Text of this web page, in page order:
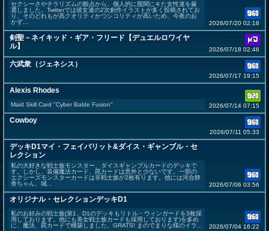
セクシーさやチラリズムの観点から、個人的に股関にキた女性達を厳
選しました。Twitterでは彼女達の2次創作イラストが多く投稿されてお
り、そのどれもが高クオリティかつシコリティが高いため、今夜のお
かず...
2026/07/20 02:18
剣聖－ネイキッド・ギア・フリード【デュエルロワイヤ
ル】
2026/07/18 02:46
六武衆（ジェネシス）
2026/07/17 19:15
Alexis Rhodes
Maid Skill Card "Cyber Balde Fusion" 2026/07/14 07:15
Cowboy
2026/07/11 05:33
デッキD1マイ・フェイバリット&ダイス・ギャンブル・セ
レクション
私の大好きな戦士族モンスター、ダイスギャンブルカードのデッキで
す。しかし、装備魔法カード、罠カードは意外と少ないです。一部の
エクシーズモンスターカードは非戦士族が2枚有ります。他には河合静
香ちゃん、城...
2026/07/06 03:56
オリジナル・セレクションデッキD1
私のお好みの戦士族(第1、D1のデッキもリトル・ウィンガードを3枚採
用しております。他にも美女戦士族カードも採用しております)を多め
に、魔法、罠カードで構築しました。GRATS! まのでまりな様のイラ...
2026/07/04 16:22